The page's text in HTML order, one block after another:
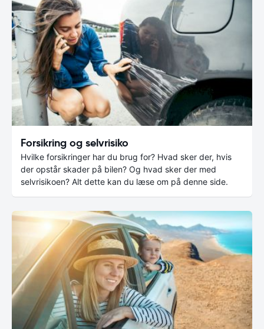
Forsikring og selvrisiko
Hvilke forsikringer har du brug for? Hvad sker der, hvis
der opstår skader på bilen? Og hvad sker der med
selvrisikoen? Alt dette kan du læse om på denne side.